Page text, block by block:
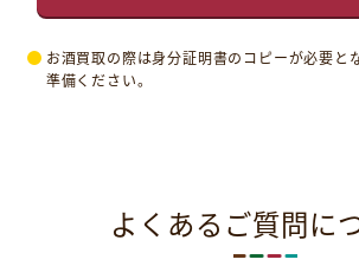
お酒買取の際は身分証明書のコピーが必要と
準備ください。
よくあるご質問に